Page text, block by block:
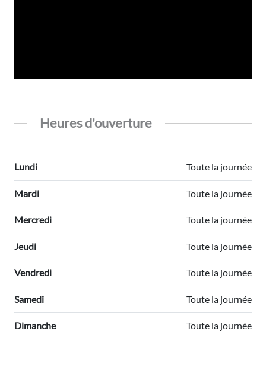
Heures d'ouverture
Lundi Toute la journée
Mardi Toute la journée
Mercredi Toute la journée
Jeudi Toute la journée
Vendredi Toute la journée
Samedi Toute la journée
Dimanche Toute la journée